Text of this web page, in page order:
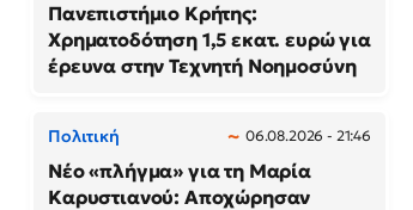
Πανεπιστήμιο Κρήτης:
Χρηματοδότηση 1,5 εκατ. ευρώ για
έρευνα στην Τεχνητή Νοημοσύνη
Πολιτική 06.08.2026 - 21:46
Νέο «πλήγμα» για τη Μαρία
Καρυστιανού: Αποχώρησαν